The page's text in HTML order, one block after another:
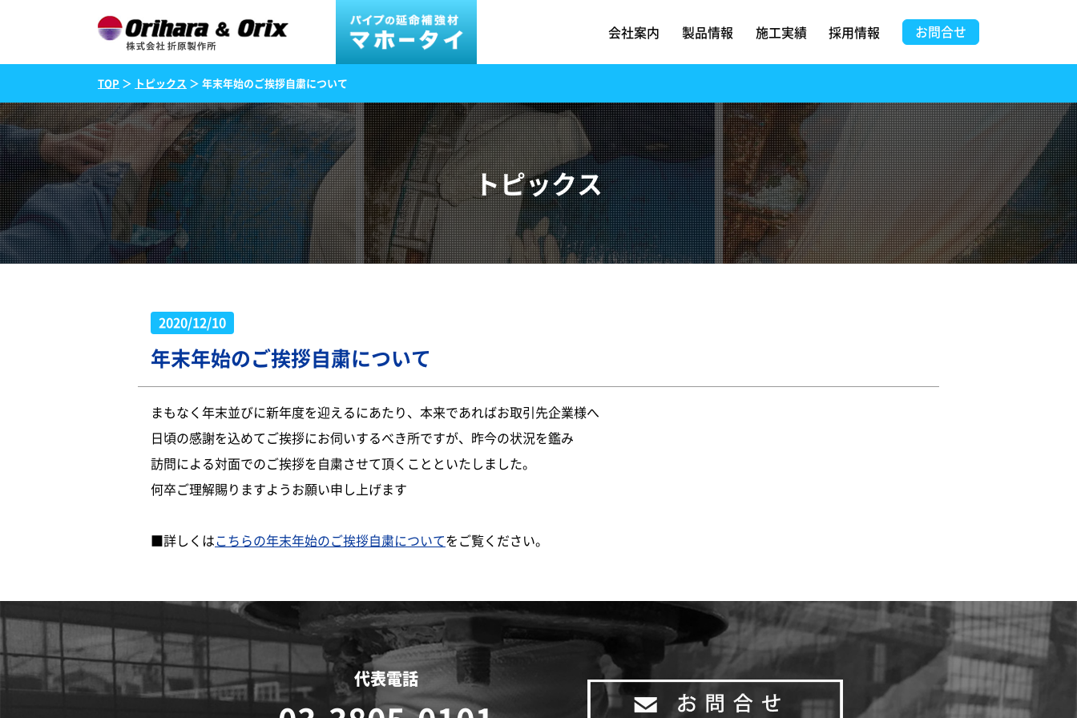
会社案内 製品情報 施工実績 採用情報 お問合せ
TOP ＞ トピックス ＞ 年末年始のご挨拶自粛について
トピックス
2020/12/10
年末年始のご挨拶自粛について
まもなく年末並びに新年度を迎えるにあたり、本来であればお取引先企業様へ
日頃の感謝を込めてご挨拶にお伺いするべき所ですが、昨今の状況を鑑み
訪問による対面でのご挨拶を自粛させて頂くことといたしました。
何卒ご理解賜りますようお願い申し上げます
■詳しくはこちらの年末年始のご挨拶自粛についてをご覧ください。
代表電話